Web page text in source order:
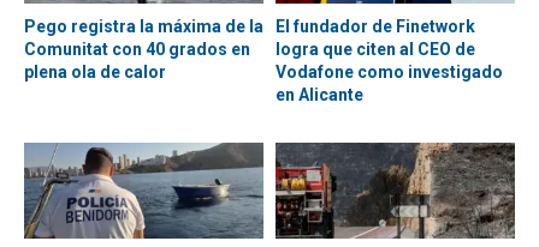
Pego registra la máxima de la
Comunitat con 40 grados en
plena ola de calor
El fundador de Finetwork
logra que citen al CEO de
Vodafone como investigado
en Alicante